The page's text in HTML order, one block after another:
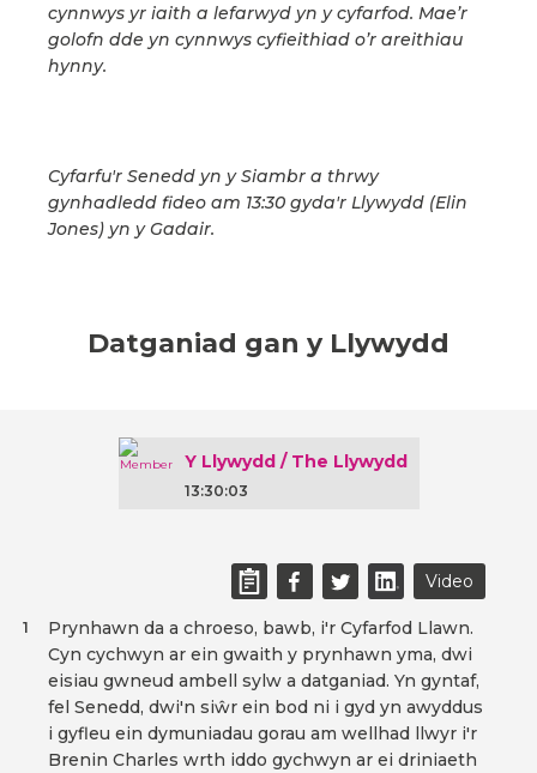
cynnwys yr iaith a lefarwyd yn y cyfarfod. Mae’r
golofn dde yn cynnwys cyfieithiad o’r areithiau
hynny.
Cyfarfu'r Senedd yn y Siambr a thrwy
gynhadledd fideo am 13:30 gyda'r Llywydd (Elin
Jones) yn y Gadair.
Datganiad gan y Llywydd
Y Llywydd / The Llywydd
13:30:03
Video
Prynhawn da a chroeso, bawb, i'r Cyfarfod Llawn.
Cyn cychwyn ar ein gwaith y prynhawn yma, dwi
eisiau gwneud ambell sylw a datganiad. Yn gyntaf,
fel Senedd, dwi'n siŵr ein bod ni i gyd yn awyddus
i gyfleu ein dymuniadau gorau am wellhad llwyr i'r
Brenin Charles wrth iddo gychwyn ar ei driniaeth
1